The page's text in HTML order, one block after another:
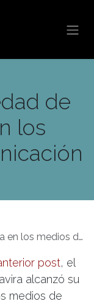
de
los
de comunicación
post, el
alcanzó su
medios de